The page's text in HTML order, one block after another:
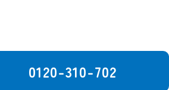
0120-310-702